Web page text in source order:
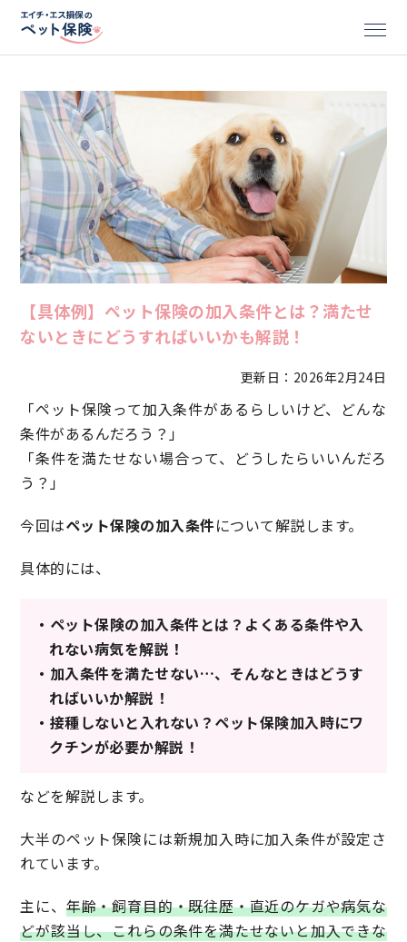
【具体例】ペット保険の加入条件とは？満たせ
ないときにどうすればいいかも解説！
更新日：2026年2月24日
「ペット保険って加入条件があるらしいけど、どんな
条件があるんだろう？」
「条件を満たせない場合って、どうしたらいいんだろ
う？」
今回はペット保険の加入条件について解説します。
具体的には、
・ペット保険の加入条件とは？よくある条件や入
れない病気を解説！
・加入条件を満たせない…、そんなときはどうす
ればいいか解説！
・接種しないと入れない？ペット保険加入時にワ
クチンが必要か解説！
などを解説します。
大半のペット保険には新規加入時に加入条件が設定さ
れています。
主に、 年齢・飼育目的・既往歴・直近のケガや病気な
どが該当し、これらの条件を満たせないと加入できな